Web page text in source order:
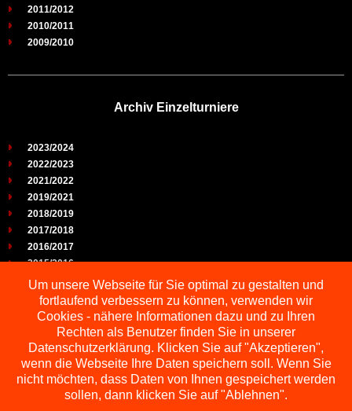
2011/2012
2010/2011
2009/2010
Archiv Einzelturniere
2023/2024
2022/2023
2021/2022
2019/2021
2018/2019
2017/2018
2016/2017
2015/2016
2014/2015
2013/2014
2012/2013
2011/2012
2010/2011
2009/2010
Um unsere Webseite für Sie optimal zu gestalten und
fortlaufend verbessern zu können, verwenden wir
Cookies - nähere Informationen dazu und zu Ihren
Rechten als Benutzer finden Sie in unserer
Datenschutzerklärung. Klicken Sie auf "Akzeptieren",
wenn die Webseite Ihre Daten speichern soll. Wenn Sie
nicht möchten, dass Daten von Ihnen gespeichert werden
sollen, dann klicken Sie auf "Ablehnen".